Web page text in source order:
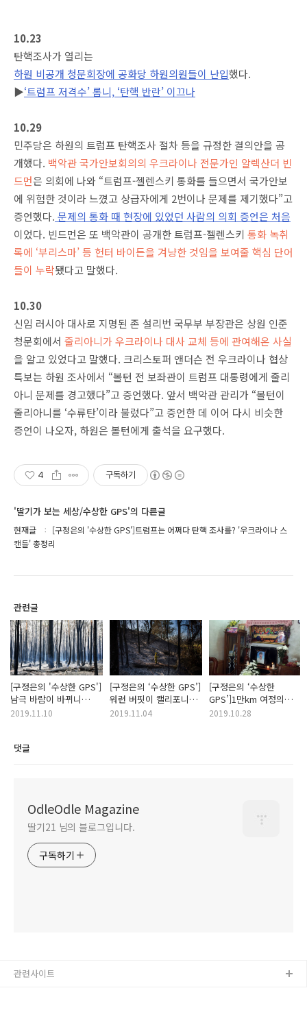
10.23
탄핵조사가 열리는
하원 비공개 청문회장에 공화당 하원의원들이 난입했다.
▶‘트럼프 저격수’ 롬니, ‘탄핵 반란’ 이끄나
10.29
민주당은 하원의 트럼프 탄핵조사 절차 등을 규정한 결의안을 공
개했다. 백악관 국가안보회의의 우크라이나 전문가인 알렉산더 빈
드먼은 의회에 나와 “트럼프-젤렌스키 통화를 들으면서 국가안보
에 위험한 것이라 느꼈고 상급자에게 2번이나 문제를 제기했다”고
증언했다. 문제의 통화 때 현장에 있었던 사람의 의회 증언은 처음
이었다. 빈드먼은 또 백악관이 공개한 트럼프-젤렌스키 통화 녹취
록에 ‘부리스마’ 등 헌터 바이든을 겨냥한 것임을 보여줄 핵심 단어
들이 누락됐다고 말했다.
10.30
신임 러시아 대사로 지명된 존 설리번 국무부 부장관은 상원 인준
청문회에서 줄리아니가 우크라이나 대사 교체 등에 관여해온 사실
을 알고 있었다고 말했다. 크리스토퍼 앤더슨 전 우크라이나 협상
특보는 하원 조사에서 “볼턴 전 보좌관이 트럼프 대통령에게 줄리
아니 문제를 경고했다”고 증언했다. 앞서 백악관 관리가 “볼턴이
줄리아니를 ‘수류탄’이라 불렀다”고 증언한 데 이어 다시 비슷한
증언이 나오자, 하원은 볼턴에게 출석을 요구했다.
4 구독하기
'딸기가 보는 세상/수상한 GPS'의 다른글
현재글
[구정은의 '수상한 GPS']트럼프는 어쩌다 탄핵 조사를? '우크라이나 스
캔들' 총정리
관련글
[구정은의 '수상한 GPS']
남극 바람이 바뀌니
불길이 치솟는다
2019.11.10
[구정은의 ‘수상한 GPS’]
워런 버핏이 캘리포니아
산불을 끌 수 있을까
2019.11.04
[구정은의 ‘수상한
GPS’]1만km 여정의
끝은 죽음의 냉동고였다
2019.10.28
댓글
OdleOdle Magazine
딸기21 님의 블로그입니다.
구독하기
관련사이트